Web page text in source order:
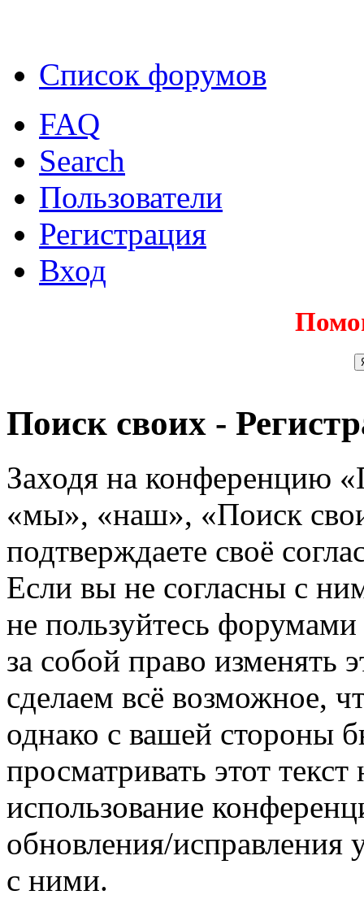
Список форумов
FAQ
Search
Пользователи
Регистрация
Вход
Поиск своих -
Заходя на конференцию
«мы», «наш», «Поиск
подтверждаете своё
Если вы не согласны с
не пользуйтесь
за собой право изменять
сделаем всё возможное,
однако с вашей стороны
просматривать этот
использование
обновления/исправления
с ними.